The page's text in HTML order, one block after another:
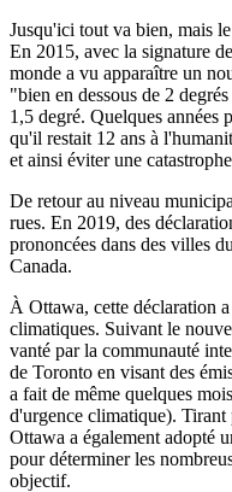
Jusqu'ici tout va bien, mais
En 2015, avec la signature
monde a vu apparaître un
"bien en dessous de 2
1,5 degré. Quelques années
qu'il restait 12 ans à
et ainsi éviter une
De retour au niveau
rues. En 2019, des
prononcées dans des villes
Canada.
À Ottawa, cette déclaration
climatiques. Suivant le
vanté par la communauté
de Toronto en visant des
a fait de même quelques
d'urgence climatique).
Ottawa a également adopté
pour déterminer les
objectif.